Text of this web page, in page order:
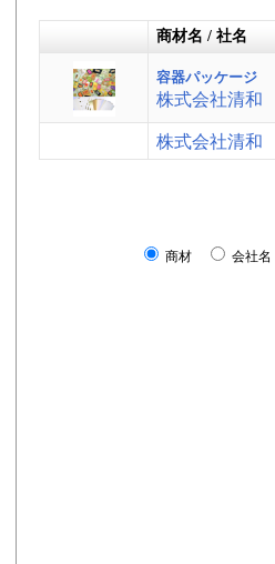
商材名 / 社名
容器パッケージ
株式会社清和
株式会社清和
商材 会社名